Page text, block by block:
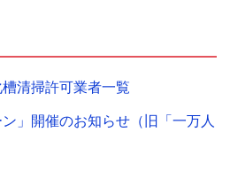
清掃許可業者一覧
ン」開催のお知らせ（旧「一万人